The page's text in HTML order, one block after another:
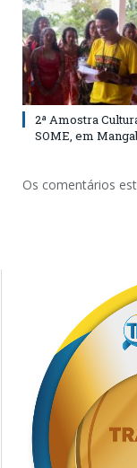
2ª Amostra
SOME, em
Os comentários